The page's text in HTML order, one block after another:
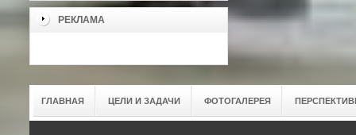
РЕКЛАМА
ГЛАВНАЯ ЦЕЛИ И ЗАДАЧИ ФОТОГАЛЕРЕЯ